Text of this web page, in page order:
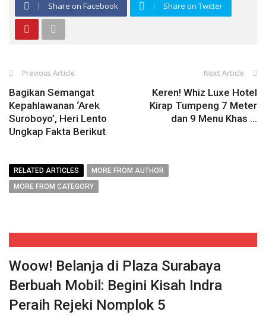
Share on Facebook Share on Twitter
Previous Article
Bagikan Semangat
Kepahlawanan ‘Arek
Suroboyo’, Heri Lento
Ungkap Fakta Berikut
Next Article
Keren! Whiz Luxe Hotel
Kirap Tumpeng 7 Meter
dan 9 Menu Khas ...
RELATED ARTICLES
MORE FROM AUTHOR
MORE FROM CATEGORY
Woow! Belanja di Plaza Surabaya
Berbuah Mobil: Begini Kisah Indra
Peraih Rejeki Nomplok 5